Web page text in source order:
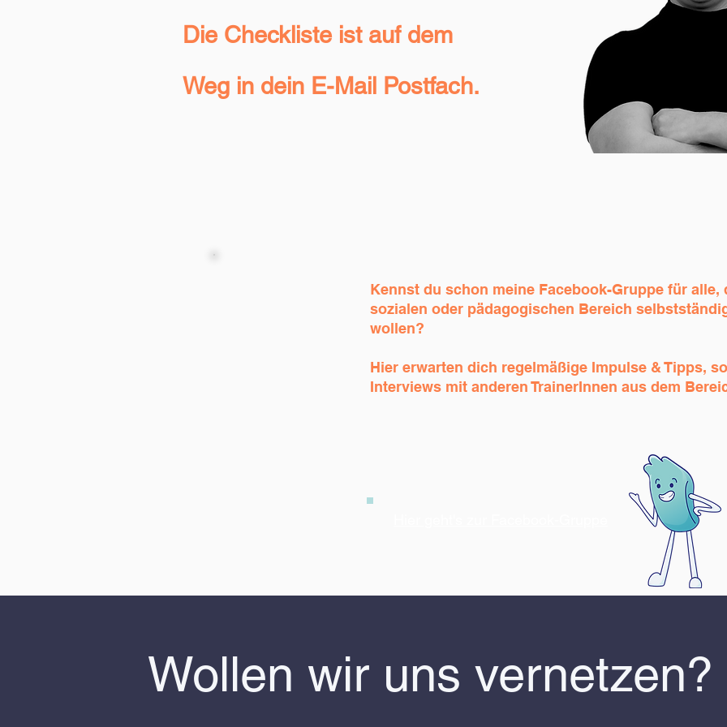
Die Checkliste ist auf dem
Weg in dein E-Mail Postfach.
Kennst du schon meine Facebook-Gruppe für alle,
sozialen oder pädagogischen Bereich
wollen?
Hier erwarten dich regelmäßige Impulse & Tipps,
Interviews mit anderen TrainerInnen aus dem
Wollen wir uns vernetzen?